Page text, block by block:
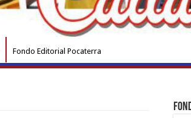
Fondo Editorial Pocaterra